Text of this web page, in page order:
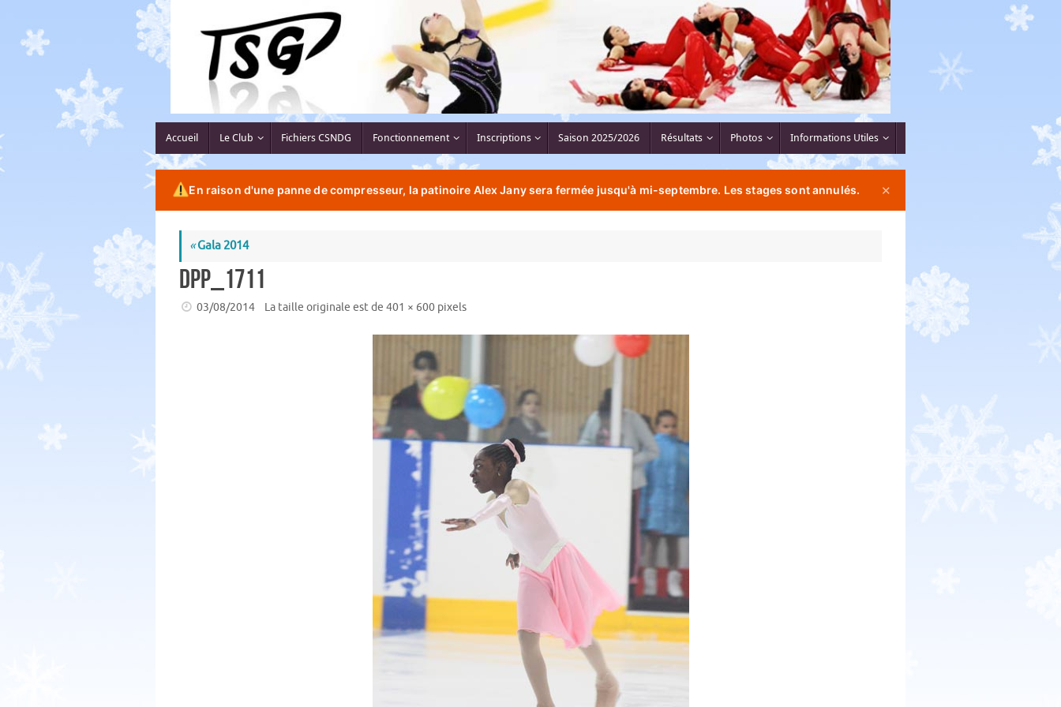
contenu
contenu
Accueil Le Club Fichiers CSNDG Fonctionnement Inscriptions Saison 2025/2026 Résultats Photos Informations Utiles
En raison d'une panne de compresseur, la patinoire Alex Jany sera fermée jusqu'à mi-septembre. Les stages sont annulés. ✕
«Gala 2014
DPP_1711
03/08/2014 La taille originale est de401 × 600 pixels